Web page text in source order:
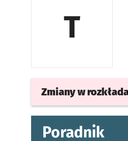
T
Zmiany w
Poradnik